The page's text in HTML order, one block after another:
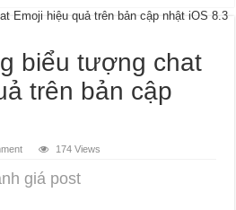
biểu tượng chat
trên bản cập
174 Views
giá post